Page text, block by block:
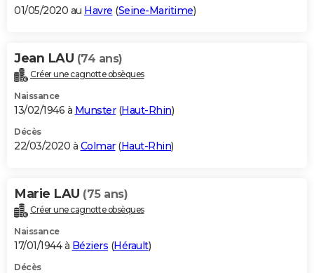
01/05/2020 au Havre (Seine-Maritime)
Jean LAU (74 ans)
Créer une cagnotte obsèques
Naissance
13/02/1946 à Munster(Haut-Rhin)
Décès
22/03/2020 à Colmar(Haut-Rhin)
Marie LAU (75 ans)
Créer une cagnotte obsèques
Naissance
17/01/1944 à Béziers (Hérault)
Décès